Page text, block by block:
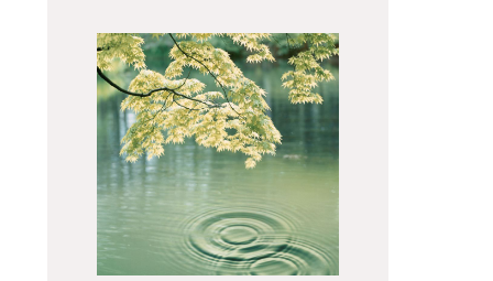
The OnR with you
Guided tours of the Opera
House